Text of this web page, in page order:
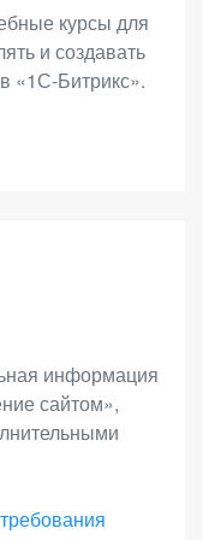
развития
и
продаж,
и
и крупных
и
выстраивать
–
использования
по истечению
1281 ГК РФ).
курсы для
и создавать
«1С-Битрикс».
информация
сайтом»,